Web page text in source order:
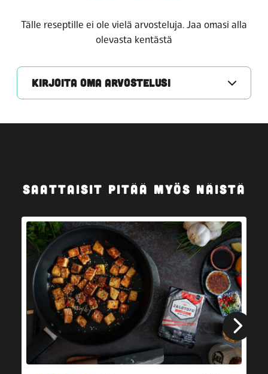
Tälle reseptille ei ole vielä arvosteluja. Jaa omasi alla
olevasta kentästä
KIRJOITA OMA ARVOSTELUSI
SAATTAISIT PITÄÄ MYÖS NÄISTÄ